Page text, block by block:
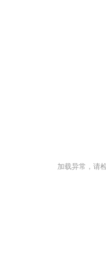
加载异常，请